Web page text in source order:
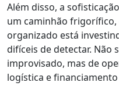
Além disso, a
um caminhão
organizado está
difíceis de detectar. Não
improvisado, mas de
logística e